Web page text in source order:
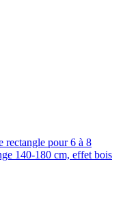
rectangle pour 6 à 8
140-180 cm, effet bois